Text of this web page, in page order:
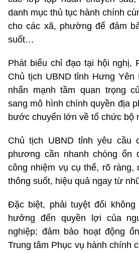
danh mục thủ tục hành chính
cho các xã, phường để đảm
suốt…
Phát biểu chỉ đạo tại hội nghị,
Chủ tịch UBND tỉnh Hưng Yên
nhấn mạnh tầm quan trọng
sang mô hình chính quyền địa
bước chuyển lớn về tổ chức bộ
Chủ tịch UBND tỉnh yêu cầu
phương cần nhanh chóng ổn
công nhiệm vụ cụ thể, rõ ràng,
thông suốt, hiệu quả ngay từ
Đặc biệt, phải tuyệt đối không
hưởng đến quyền lợi của
nghiệp; đảm bảo hoạt động
Trung tâm Phục vụ hành chính